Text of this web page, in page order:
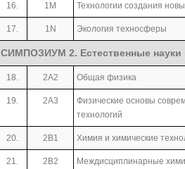
16. 1М Технологии создания
17. 1N Экология техносферы
СИМПОЗИУМ 2. Естественные
18. 2А2 Общая физика
19. 2А3
Физические основы
технологий
20. 2В1 Химия и химические
21. 2В2
Междисциплинарные